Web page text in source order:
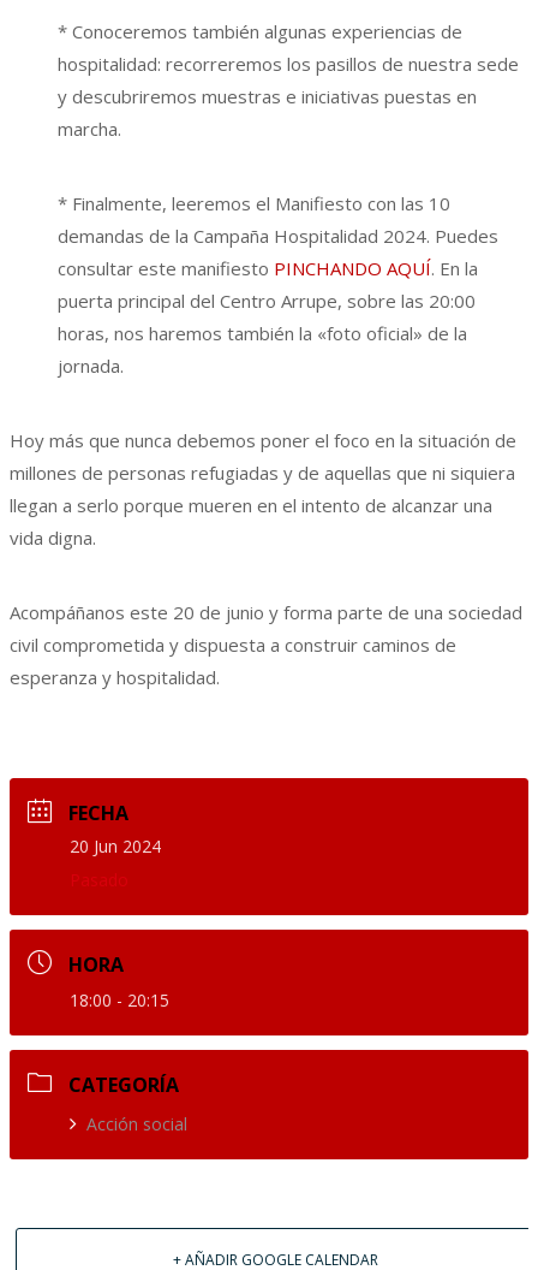
* Conoceremos también algunas experiencias de
hospitalidad: recorreremos los pasillos de nuestra sede
y descubriremos muestras e iniciativas puestas en
marcha.
* Finalmente, leeremos el Manifiesto con las 10
demandas de la Campaña Hospitalidad 2024. Puedes
consultar este manifiesto PINCHANDO AQUÍ. En la
puerta principal del Centro Arrupe, sobre las 20:00
horas, nos haremos también la «foto oficial» de la
jornada.
Hoy más que nunca debemos poner el foco en la situación de
millones de personas refugiadas y de aquellas que ni siquiera
llegan a serlo porque mueren en el intento de alcanzar una
vida digna.
Acompáñanos este 20 de junio y forma parte de una sociedad
civil comprometida y dispuesta a construir caminos de
esperanza y hospitalidad.
FECHA
20 Jun 2024
Pasado
HORA
18:00 - 20:15
CATEGORÍA
Acción social
+ AÑADIR GOOGLE CALENDAR